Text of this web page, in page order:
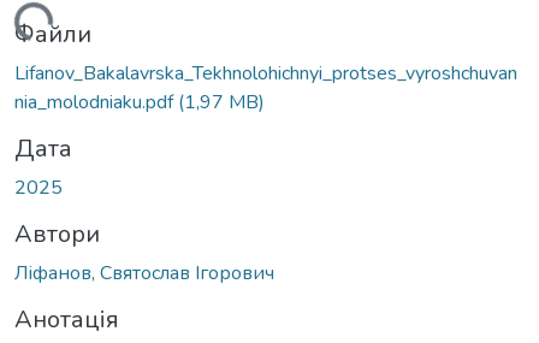
Файли
Lifanov_Bakalavrska_Tekhnolohichnyi_protses_vyroshchuvan
nia_molodniaku.pdf(1,97 MB)
Дата
2025
Автори
Ліфанов, Святослав Ігорович
Анотація